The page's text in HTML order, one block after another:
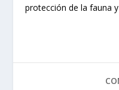
protección de la fauna